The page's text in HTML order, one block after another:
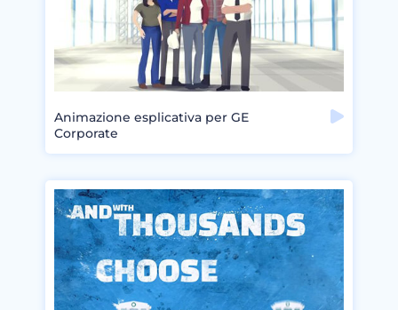
Animazione esplicativa per GE
Corporate